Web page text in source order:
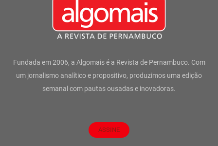
Fundada em 2006, a Algomais é a Revista de Pernambuco. Com
um jornalismo analítico e propositivo, produzimos uma edição
semanal com pautas ousadas e inovadoras.
ASSINE